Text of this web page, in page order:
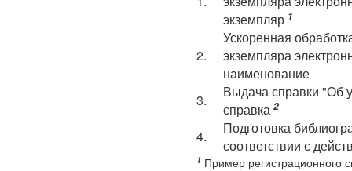
экземпляр 1
2.
Ускоренная
экземпляра
наименование
3.
Выдача справки "Об
справка 2
4.
Подготовка
соответствии с
1 Пример регистрационного